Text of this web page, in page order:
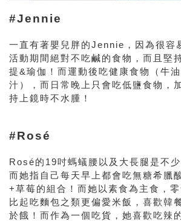
#Jennie
一直有著嬰兒胖的Jennie，因為很容
活動期間絕對不吃鹹的食物，而且堅
提&瑜伽！而運動後吃健康食物（牛
汁），而日常晚上只會吃低鹽食物，
持上鏡時不水腫！
#Rosé
Rosé的19吋螞蟻腰以及大長腿是不
而她指自己每天早上都會吃無糖希臘
+草莓的組合！而她以素食為主食，零
比起吃麵包之類更偏愛米飯，喜歡韓
於餓！而作為一個吃貨，她喜歡吃辣